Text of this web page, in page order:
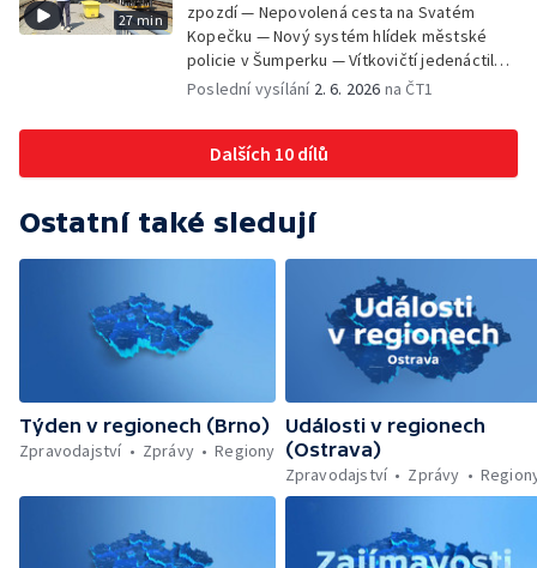
27 min
zpozdí — Nepovolená cesta na Svatém
Kopečku — Nový systém hlídek městské
policie v Šumperku — Vítkovičtí jedenáctiletí
hráči vyhráli v USA — Týden v sítích —
Komedie Klíčovou dirkou v Divadle Mír
Poslední vysílání 2. 6. 2026 na ČT1
Dalších 10 dílů
Ostatní také sledují
Týden v regionech (Brno)
Zpravodajství
Zprávy Regiony
Události v regionech
(Ostrava)
Zpravodajství
Zprávy